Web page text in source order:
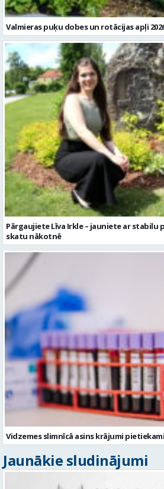
Valmieras puķu dobes un rotācijas apļi
Pārgaujiete Līva Irkle – jauniete ar stabilu
skatu nākotnē
Vidzemes slimnīcā asins krājumi
Jaunākie sludinājumi